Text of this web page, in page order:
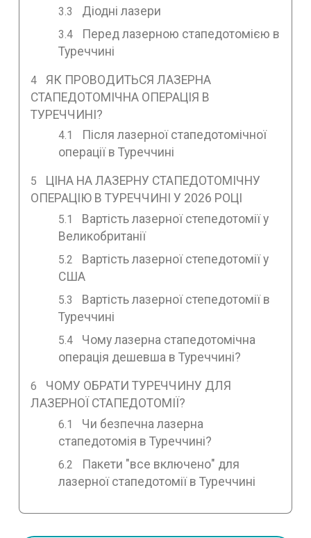
Діодні лазери
Перед лазерною стапедотомією в
Туреччині
ЯК ПРОВОДИТЬСЯ ЛАЗЕРНА
СТАПЕДОТОМІЧНА ОПЕРАЦІЯ В
ТУРЕЧЧИНІ?
Після лазерної стапедотомічної
операції в Туреччині
ЦІНА НА ЛАЗЕРНУ СТАПЕДОТОМІЧНУ
ОПЕРАЦІЮ В ТУРЕЧЧИНІ У 2026 РОЦІ
Вартість лазерної степедотомії у
Великобританії
Вартість лазерної степедотомії у
США
Вартість лазерної степедотомії в
Туреччині
Чому лазерна стапедотомічна
операція дешевша в Туреччині?
ЧОМУ ОБРАТИ ТУРЕЧЧИНУ ДЛЯ
ЛАЗЕРНОЇ СТАПЕДОТОМІЇ?
Чи безпечна лазерна
стапедотомія в Туреччині?
Пакети "все включено" для
лазерної стапедотомії в Туреччині